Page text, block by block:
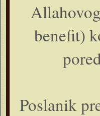
benefit)
Poslanik